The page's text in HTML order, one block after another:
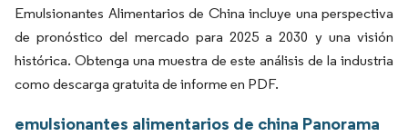
Emulsionantes Alimentarios de China incluye una perspectiva
de pronóstico del mercado para 2025 a 2030 y una visión
histórica. Obtenga una muestra de este análisis de la industria
como descarga gratuita de informe en PDF.
emulsionantes alimentarios de china Panorama